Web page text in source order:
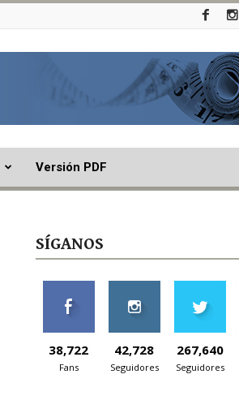
Versión PDF
SÍGANOS
38,722
Fans
42,728
Seguidores
267,640
Seguidores